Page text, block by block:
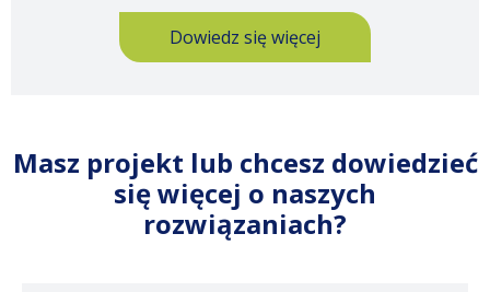
Dowiedz się więcej
Masz projekt lub chcesz dowiedzieć
się więcej o naszych
rozwiązaniach?